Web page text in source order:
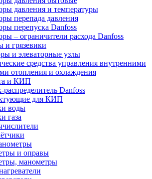
давления и температуры
перепада давления
перепуска Danfoss
– ограничители расхода Danfoss
и грязевики
и элеваторные узлы
средства управления внутренними
отопления и охлаждения
и КИП
распределитель Danfoss
для КИП
воды
газа
и оправы
манометры